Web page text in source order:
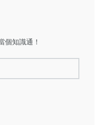
個知識通！